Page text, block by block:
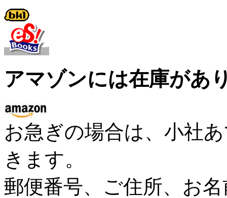
アマゾンには在庫があ
お急ぎの場合は、小社
きます。
郵便番号、ご住所、お